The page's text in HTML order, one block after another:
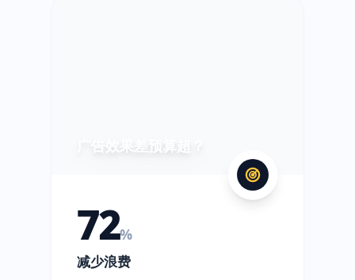
广告效果差预算超？
72%
减少浪费